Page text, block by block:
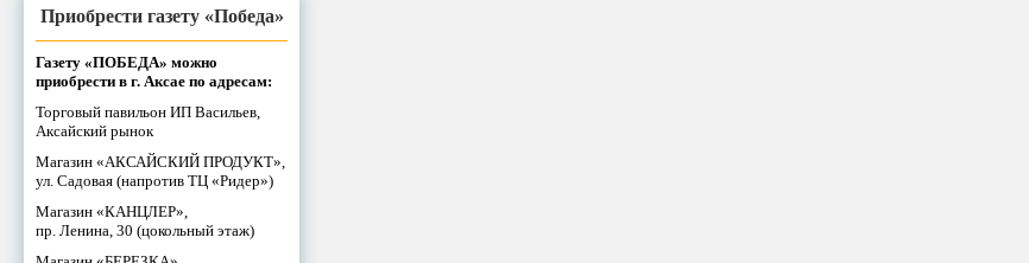
Приобрести газету «Победа»
Газету «ПОБЕДА» можно
приобрести в г. Аксае по адресам:
Торговый павильон ИП Васильев,
Аксайский рынок
Магазин «АКСАЙСКИЙ ПРОДУКТ»,
ул. Садовая (напротив ТЦ «Ридер»)
Магазин «КАНЦЛЕР»,
пр. Ленина, 30 (цокольный этаж)